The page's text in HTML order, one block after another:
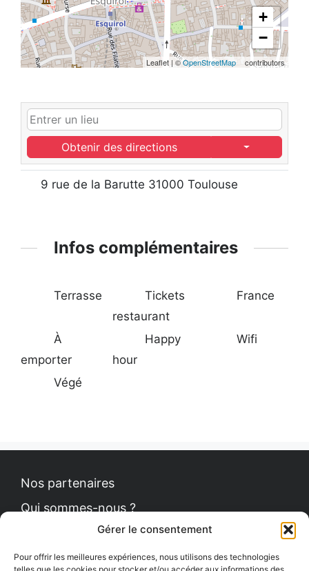
Gérer le consentement
Pour offrir les meilleures expériences, nous utilisons des technologies
+
−
Leaflet | ©OpenStreetMap contributors
Obtenir des directions
9 rue de la Barutte 31000 Toulouse
Infos complémentaires
Terrasse
Tickets
restaurant
France
À
emporter
Happy
hour
Wifi
Végé
Nos partenaires
Qui sommes-nous ?
Politique de cookies